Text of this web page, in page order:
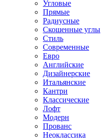
Угловые
Прямые
Радиусные
Скошенные углы
Стиль
Современные
Евро
Английские
Дизайнерские
Итальянские
Кантри
Классические
Лофт
Модерн
Прованс
Неоклассика